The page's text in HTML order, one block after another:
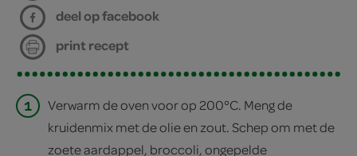
deel op facebook
print recept
1
Verwarm de oven voor op 200°C. Meng de
kruidenmix met de olie en zout. Schep om met de
zoete aardappel, broccoli, ongepelde